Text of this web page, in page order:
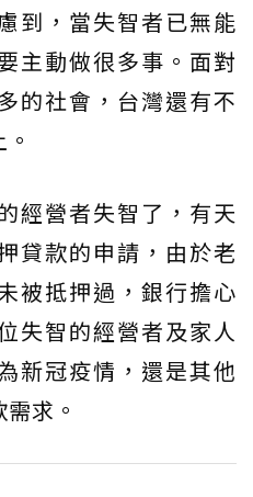
到，當失智者已無能
主動做很多事。面對
的社會，台灣還有不
經營者失智了，有天
貸款的申請，由於老
被抵押過，銀行擔心
失智的經營者及家人
新冠疫情，還是其他
求。